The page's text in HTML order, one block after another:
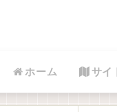
ホーム サイ